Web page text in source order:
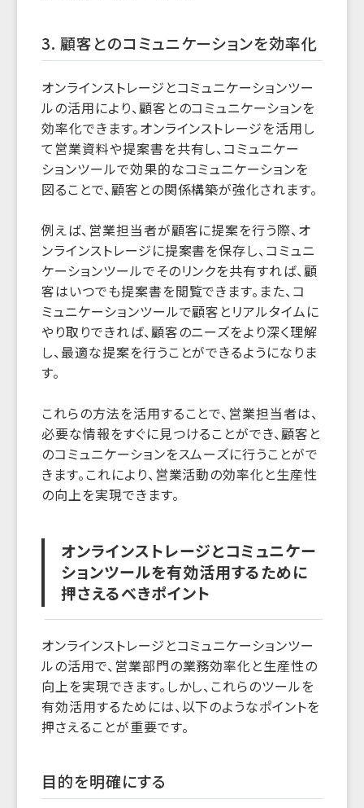
3. 顧客とのコミュニケーションを効率化
オンラインストレージとコミュニケーションツー
ルの活用により、顧客とのコミュニケーションを
効率化できます。オンラインストレージを活用し
て営業資料や提案書を共有し、コミュニケー
ションツールで効果的なコミュニケーションを
図ることで、顧客との関係構築が強化されます。
例えば、営業担当者が顧客に提案を行う際、オ
ンラインストレージに提案書を保存し、コミュニ
ケーションツールでそのリンクを共有すれば、顧
客はいつでも提案書を閲覧できます。また、コ
ミュニケーションツールで顧客とリアルタイムに
やり取りできれば、顧客のニーズをより深く理解
し、最適な提案を行うことができるようになりま
す。
これらの方法を活用することで、営業担当者は、
必要な情報をすぐに見つけることができ、顧客と
のコミュニケーションをスムーズに行うことがで
きます。これにより、営業活動の効率化と生産性
の向上を実現できます。
オンラインストレージとコミュニケー
ションツールを有効活用するために
押さえるべきポイント
オンラインストレージとコミュニケーションツー
ルの活用で、営業部門の業務効率化と生産性の
向上を実現できます。しかし、これらのツールを
有効活用するためには、以下のようなポイントを
押さえることが重要です。
目的を明確にする